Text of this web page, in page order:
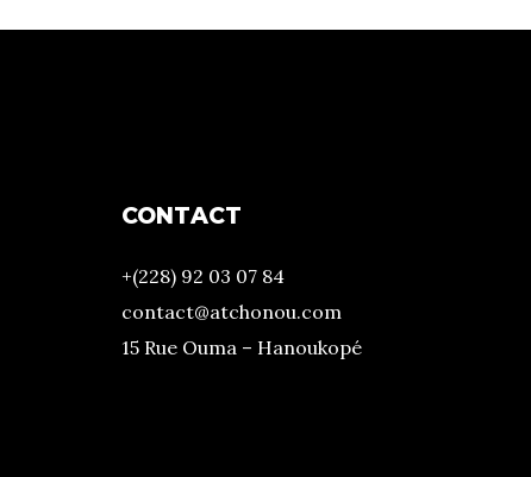
CONTACT
+(228) 92 03 07 84
contact@atchonou.com
15 Rue Ouma – Hanoukopé